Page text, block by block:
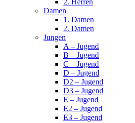
2. Herren
Damen
1. Damen
2. Damen
Jungen
A – Jugend
B – Jugend
C – Jugend
D – Jugend
D2 – Jugend
D3 – Jugend
E – Jugend
E2 – Jugend
E3 – Jugend